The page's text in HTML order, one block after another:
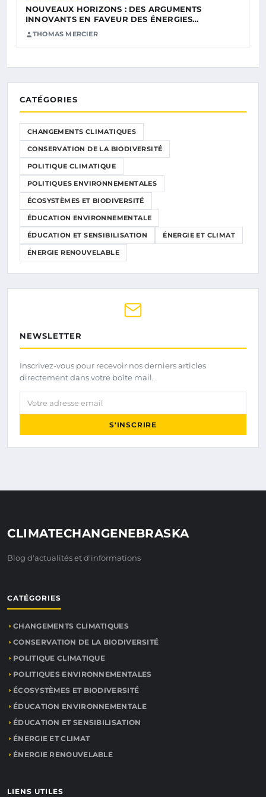
NOUVEAUX HORIZONS : DES ARGUMENTS
INNOVANTS EN FAVEUR DES ÉNERGIES…
THOMAS MERCIER
CATÉGORIES
CHANGEMENTS CLIMATIQUES
CONSERVATION DE LA BIODIVERSITÉ
POLITIQUE CLIMATIQUE
POLITIQUES ENVIRONNEMENTALES
ÉCOSYSTÈMES ET BIODIVERSITÉ
ÉDUCATION ENVIRONNEMENTALE
ÉDUCATION ET SENSIBILISATION ÉNERGIE ET CLIMAT
ÉNERGIE RENOUVELABLE
NEWSLETTER
Inscrivez-vous pour recevoir nos derniers articles
directement dans votre boîte mail.
Votre adresse email
S'INSCRIRE
CLIMATECHANGENEBRASKA
Blog d'actualités et d'informations
CATÉGORIES
CHANGEMENTS CLIMATIQUES
CONSERVATION DE LA BIODIVERSITÉ
POLITIQUE CLIMATIQUE
POLITIQUES ENVIRONNEMENTALES
ÉCOSYSTÈMES ET BIODIVERSITÉ
ÉDUCATION ENVIRONNEMENTALE
ÉDUCATION ET SENSIBILISATION
ÉNERGIE ET CLIMAT
ÉNERGIE RENOUVELABLE
LIENS UTILES